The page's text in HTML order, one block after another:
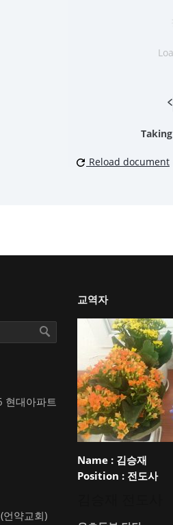
Reload document
현대아파트
약교회)
교역자
Name :김승재
Position :전도사